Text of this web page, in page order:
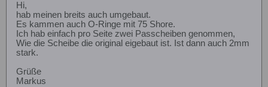
Hi,
hab meinen breits auch umgebaut.
Es kammen auch O-Ringe mit 75 Shore.
Ich hab einfach pro Seite zwei Passcheiben genommen,
Wie die Scheibe die original eigebaut ist. Ist dann auch 2mm
stark.
Grüße
Markus